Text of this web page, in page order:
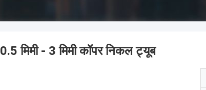
0.5 मिमी - 3 मिमी कॉपर निकल ट्यूब